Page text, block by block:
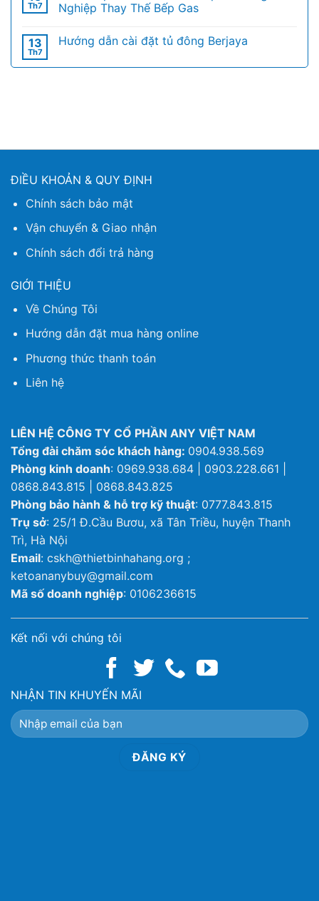
Th7
Nghiệp Thay Thế Bếp Gas
13
Th7
Hướng dẫn cài đặt tủ đông Berjaya
ĐIỀU KHOẢN & QUY ĐỊNH
Chính sách bảo mật
Vận chuyển & Giao nhận
Chính sách đổi trả hàng
GIỚI THIỆU
Về Chúng Tôi
Hướng dẫn đặt mua hàng online
Phương thức thanh toán
Liên hệ
LIÊN HỆ CÔNG TY CỔ PHẦN ANY VIỆT NAM
Tổng đài chăm sóc khách hàng: 0904.938.569
Phòng kinh doanh: 0969.938.684 | 0903.228.661 |
0868.843.815 | 0868.843.825
Phòng bảo hành & hỗ trợ kỹ thuật: 0777.843.815
Trụ sở: 25/1 Đ.Cầu Bươu, xã Tân Triều, huyện Thanh
Trì, Hà Nội
Email: cskh@thietbinhahang.org ;
ketoananybuy@gmail.com
Mã số doanh nghiệp: 0106236615
Kết nối với chúng tôi
NHẬN TIN KHUYẾN MÃI